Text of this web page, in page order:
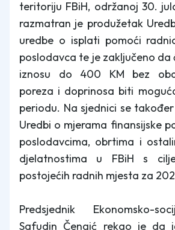
teritoriju FBiH, održanoj 30.
razmatran je produžetak
uredbe o isplati pomoći
poslodavca te je zaključeno da
iznosu do 400 KM bez
poreza i doprinosa biti
periodu. Na sjednici se
Uredbi o mjerama finansijske
poslodavcima, obrtima i
djelatnostima u FBiH s
postojećih radnih mjesta za
Predsjednik Ekonomsko-
Safudin Čengić rekao je da